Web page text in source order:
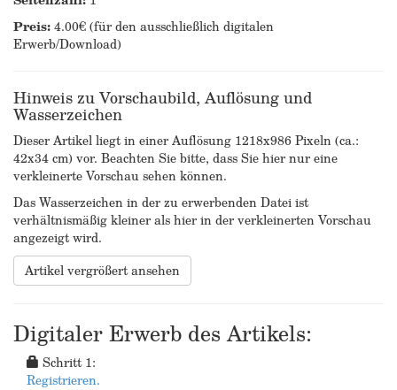
Preis:4.00€ (für den ausschließlich digitalen
Erwerb/Download)
Hinweis zu Vorschaubild, Auflösung und
Wasserzeichen
Dieser Artikel liegt in einer Auflösung 1218x986 Pixeln (ca.:
42x34 cm) vor. Beachten Sie bitte, dass Sie hier nur eine
verkleinerte Vorschau sehen können.
Das Wasserzeichen in der zu erwerbenden Datei ist
verhältnismäßig kleiner als hier in der verkleinerten Vorschau
angezeigt wird.
Artikel vergrößert ansehen
Digitaler Erwerb des Artikels:
Schritt 1:
Registrieren.